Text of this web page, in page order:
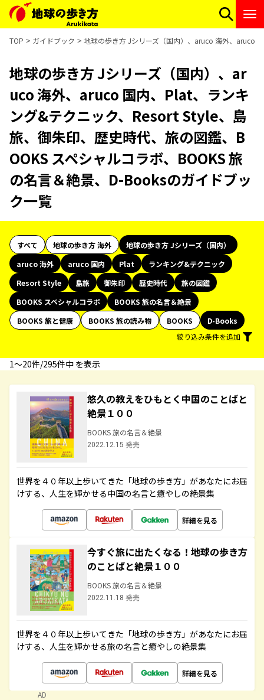
TOP ガイドブック 地球の歩き方 Jシリーズ（国内）、aruco 海外、aruco
地球の歩き方 Jシリーズ（国内）、ar
uco 海外、aruco 国内、Plat、ランキ
ング&テクニック、Resort Style、島
旅、御朱印、歴史時代、旅の図鑑、B
OOKS スペシャルコラボ、BOOKS 旅
の名言＆絶景、D-Booksのガイドブッ
ク一覧
すべて 地球の歩き方 海外
地球の歩き方 Jシリーズ（国内）
aruco 海外
aruco 国内 Plat
ランキング&テクニック
Resort Style
島旅 御朱印 歴史時代
旅の図鑑
BOOKS スペシャルコラボ
BOOKS 旅の名言＆絶景
BOOKS 旅と健康
BOOKS 旅の読み物 BOOKS
D-Books
絞り込み条件を追加
1〜20件/295件中 を表示
悠久の教えをひもとく中国のことばと
絶景１００
BOOKS 旅の名言＆絶景
2022.12.15 発売
世界を４０年以上歩いてきた「地球の歩き方」があなたにお届
けする、人生を輝かせる中国の名言と癒やしの絶景集
詳細を見る
今すぐ旅に出たくなる！地球の歩き方
のことばと絶景１００
BOOKS 旅の名言＆絶景
2022.11.18 発売
世界を４０年以上歩いてきた「地球の歩き方」があなたにお届
けする、人生を輝かせる旅の名言と癒やしの絶景集
詳細を見る
AD